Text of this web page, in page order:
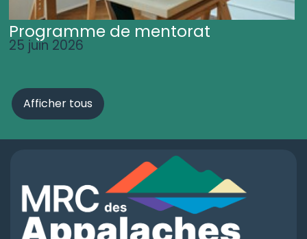
Programme de mentorat
25 juin 2026
Afficher tous